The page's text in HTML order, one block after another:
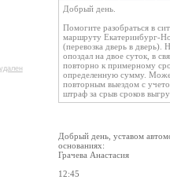
Добрый день.
Помогите разобраться в
маршруту Екатеринбург-
(перевозка дверь в дверь).
опоздал на двое суток, в
повторно к примерному
определенную сумму.
повторным выездом с
штраф за срыв сроков
Добрый день, уставом
основаниях:
Грачева Анастасия
12:45